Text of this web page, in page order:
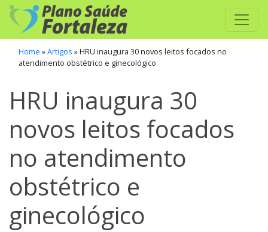
Home »Artigos »HRU inaugura 30 novos leitos focados no
atendimento obstétrico e ginecológico
HRU inaugura 30
novos leitos focados
no atendimento
obstétrico e
ginecológico